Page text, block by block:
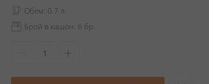
Обем: 0.7 л.
Брой в кашон: 6 бр.